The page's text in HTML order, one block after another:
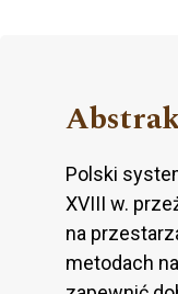
Polski
XVIII w.
na
metodach